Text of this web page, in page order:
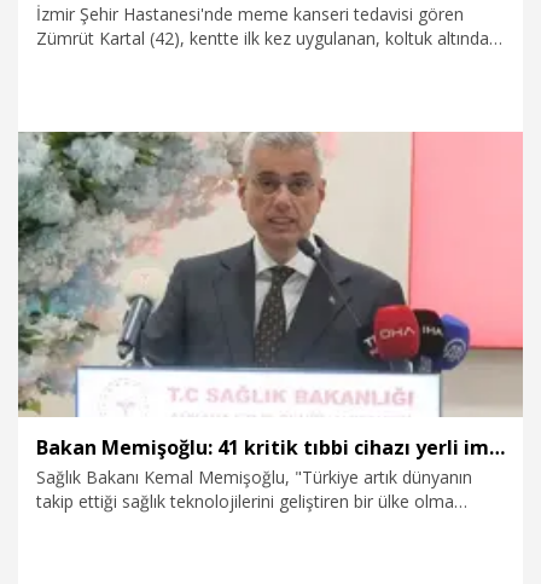
İzmir Şehir Hastanesi'nde meme kanseri tedavisi gören
Zümrüt Kartal (42), kentte ilk kez uygulanan, koltuk altından
kurtulan hem de estetik açıdan meme kaybı yaşamayan 2
çocuk annesi Kartal, "Hiç ağrım olmadı, ameliyat korktuğum
gibi geçmedi" dedi.
3.07.2026 Sağlık-Yaşam
Bakan Memişoğlu: 41 kritik tıbbi cihazı yerli imkanlarla üretmek üzere yol haritamızı oluşturduk
Sağlık Bakanı Kemal Memişoğlu, "Türkiye artık dünyanın
takip ettiği sağlık teknolojilerini geliştiren bir ülke olma